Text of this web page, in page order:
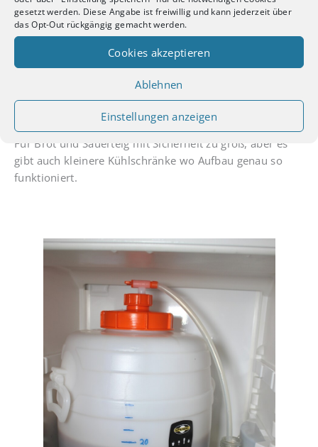
gesetzt werden. Diese Angabe ist freiwillig und kann jederzeit über
das Opt-Out rückgängig gemacht werden.
Cookies akzeptieren
Ablehnen
Einstellungen anzeigen
Eintauchhülse noch vorhanden hatte, ist sie so kurz. Du
kannst natürlich auch eine längere verwenden.
So sieht dann mein fertiger Gärschrank aus.
Schön groß für bis zu 60 Liter Bier und dennoch günstig
und einfach zu handhaben.
Für Brot und Sauerteig mit Sicherheit zu groß, aber es
gibt auch kleinere Kühlschränke wo Aufbau genau so
funktioniert.